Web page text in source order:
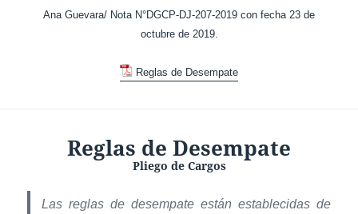
Ana Guevara/ Nota N°DGCP-DJ-207-2019 con fecha 23 de
octubre de 2019.
Reglas de Desempate
Reglas de Desempate
Pliego de Cargos
Las reglas de desempate están establecidas de